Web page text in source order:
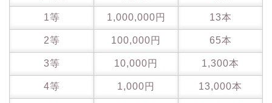
1等 1,000,000円 13本
2等 100,000円 65本
3等 10,000円 1,300本
4等 1,000円 13,000本